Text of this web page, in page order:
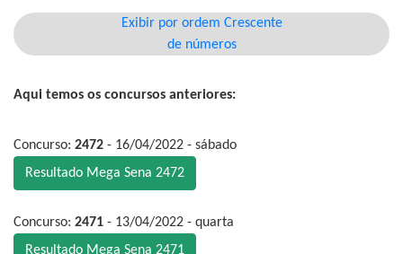
Exibir por ordem Crescente
de números
Aqui temos os concursos anteriores:
Concurso: 2472 - 16/04/2022 - sábado
Resultado Mega Sena 2472
Concurso: 2471 - 13/04/2022 - quarta
Resultado Mega Sena 2471